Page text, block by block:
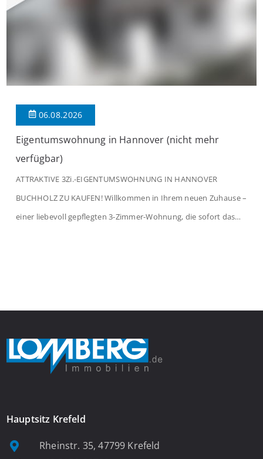
06.08.2026
Eigentumswohnung in Hannover (nicht mehr
verfügbar)
ATTRAKTIVE 3Zi.-EIGENTUMSWOHNUNG IN HANNOVER
BUCHHOLZ ZU KAUFEN! Willkommen in Ihrem neuen Zuhause –
einer liebevoll gepflegten 3-Zimmer-Wohnung, die sofort das
Hauptsitz Krefeld
Rheinstr. 35, 47799 Krefeld